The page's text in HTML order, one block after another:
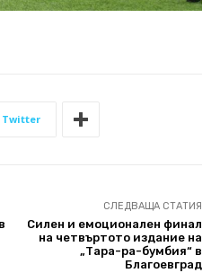
Twitter
СЛЕДВАЩА СТАТИЯ
Силен и емоционален финал
на четвъртото издание на
„Тара-ра-бумбия“ в
Благоевград